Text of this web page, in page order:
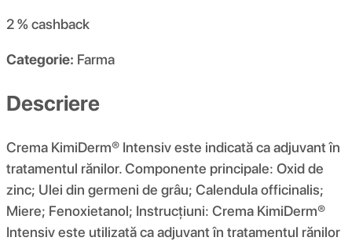
2 %cashback
Categorie: Farma
Descriere
Crema KimiDerm® Intensiv este indicată ca adjuvant în
tratamentul rănilor. Componente principale: Oxid de
zinc; Ulei din germeni de grâu; Calendula officinalis;
Miere; Fenoxietanol; Instrucţiuni: Crema KimiDerm®
Intensiv este utilizată ca adjuvant în tratamentul rănilor